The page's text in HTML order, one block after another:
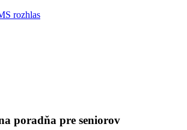
poradňa pre seniorov